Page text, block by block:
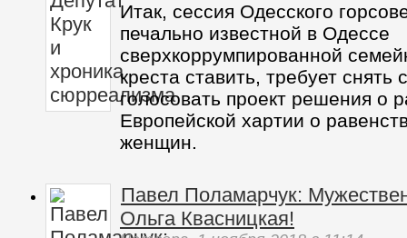
Итак, сессия Одесского
печально известной в Одессе
сверхкоррумпированной
креста ставить, требует снять
голосовать проект решения о
Европейской хартии о
женщин.
Павел Поламарчук:
Ольга Квасницкая!